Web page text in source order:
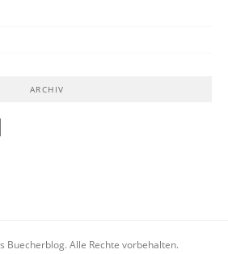
ARCHIV
Buecherblog. Alle Rechte vorbehalten.